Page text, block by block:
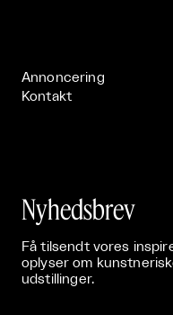
Annoncering
Kontakt
Nyhedsbrev
Få tilsendt vores
oplyser om
udstillinger.